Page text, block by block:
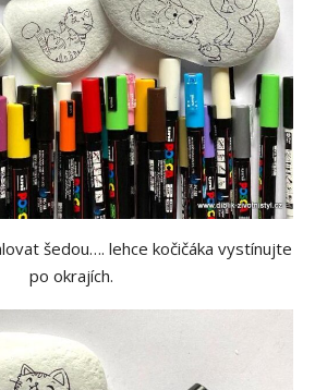
šedou…. lehce kočičáka vystínujte
po okrajích.